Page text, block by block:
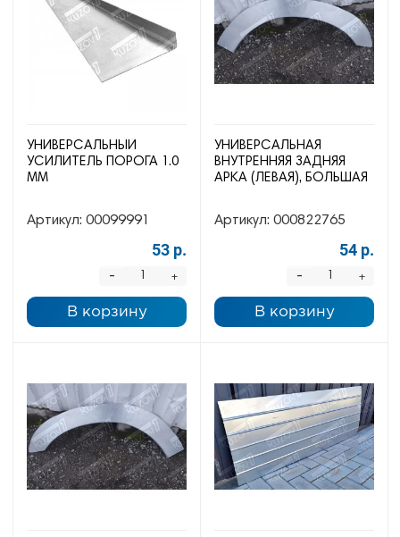
УНИВЕРСАЛЬНЫЙ
УСИЛИТЕЛЬ ПОРОГА 1.0
ММ
Артикул: 00099991
53 р.
+
-
В корзину
УНИВЕРСАЛЬНАЯ
ВНУТРЕННЯЯ ЗАДНЯЯ
АРКА (ЛЕВАЯ), БОЛЬШАЯ
Артикул: 000822765
54 р.
+
-
В корзину